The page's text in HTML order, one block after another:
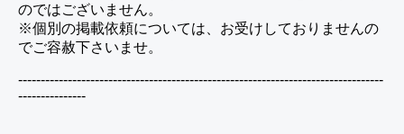
のではございません。
※個別の掲載依頼については、お受けしておりませんの
でご容赦下さいませ。
---------------------------------------------------------------------------------
---------------